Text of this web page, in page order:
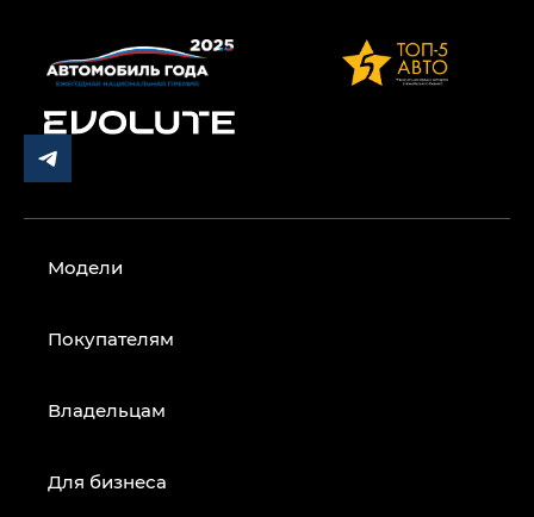
Модели
Покупателям
Владельцам
Для бизнеса